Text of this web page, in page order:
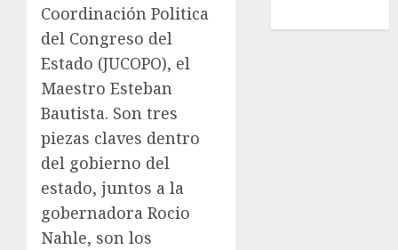
Coordinación Politica
del Congreso del
Estado (JUCOPO), el
Maestro Esteban
Bautista. Son tres
piezas claves dentro
del gobierno del
estado, juntos a la
gobernadora Rocio
Nahle, son los